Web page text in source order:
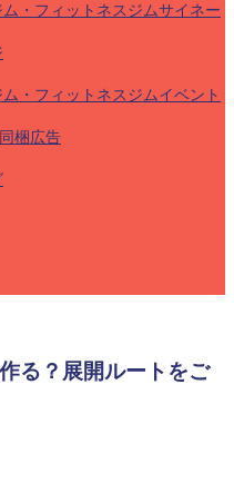
・フィットネスジムサイネー
・フィットネスジムイベント
梱広告
る？展開ルートをご